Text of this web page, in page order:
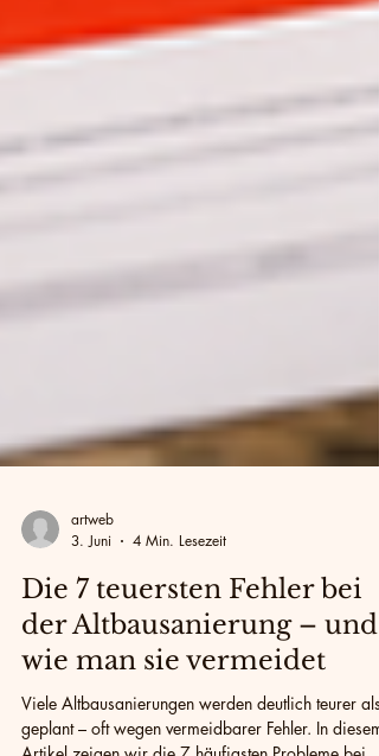
artweb
3. Juni
4 Min. Lesezeit
Die 7 teuersten Fehler bei
der Altbausanierung – und
wie man sie vermeidet